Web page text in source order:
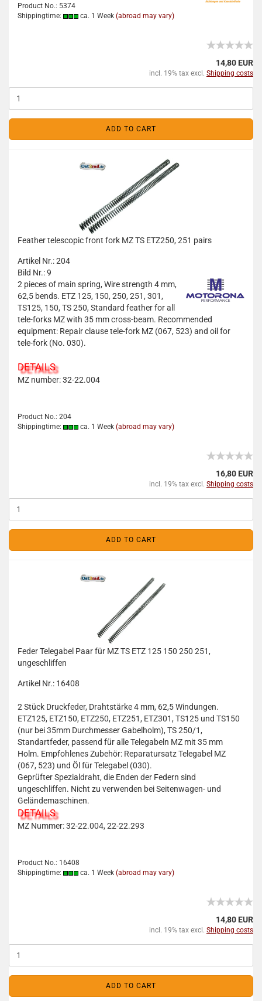
Product No.: 5374
Shippingtime:
ca. 1 Week (abroad may vary)
14,80 EUR
incl. 19% tax excl. Shipping costs
ADD TO CART
Feather telescopic front fork MZ TS ETZ250, 251 pairs
Artikel Nr.: 204
Bild Nr.: 9
2 pieces of main spring, Wire strength 4 mm,
62,5 bends. ETZ 125, 150, 250, 251, 301,
TS125, 150, TS 250, Standard feather for all
tele-forks MZ with 35 mm cross-beam. Recommended
equipment: Repair clause tele-fork MZ (067, 523) and oil for
tele-fork (No. 030).
DETAILS
MZ number: 32-22.004
Product No.: 204
Shippingtime:
ca. 1 Week (abroad may vary)
16,80 EUR
incl. 19% tax excl. Shipping costs
ADD TO CART
Feder Telegabel Paar für MZ TS ETZ 125 150 250 251,
ungeschliffen
Artikel Nr.: 16408
2 Stück Druckfeder, Drahtstärke 4 mm, 62,5 Windungen.
ETZ125, ETZ150, ETZ250, ETZ251, ETZ301, TS125 und TS150
(nur bei 35mm Durchmesser Gabelholm), TS 250/1,
Standartfeder, passend für alle Telegabeln MZ mit 35 mm
Holm. Empfohlenes Zubehör: Reparatursatz Telegabel MZ
(067, 523) und Öl für Telegabel (030).
Geprüfter Spezialdraht, die Enden der Federn sind
ungeschliffen. Nicht zu verwenden bei Seitenwagen- und
Geländemaschinen.
DETAILS
MZ Nummer: 32-22.004, 22-22.293
Product No.: 16408
Shippingtime:
ca. 1 Week (abroad may vary)
14,80 EUR
incl. 19% tax excl. Shipping costs
ADD TO CART